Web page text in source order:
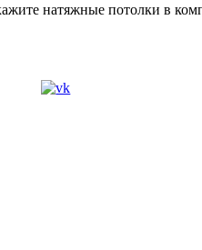
натяжные потолки в